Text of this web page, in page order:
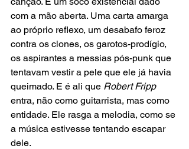
com a mão aberta. Uma carta amarga
ao próprio reflexo, um desabafo feroz
contra os clones, os garotos-prodígio,
os aspirantes a messias pós-punk que
tentavam vestir a pele que ele já havia
queimado. E é ali que Robert Fripp
entra, não como guitarrista, mas como
entidade. Ele rasga a melodia, como se
a música estivesse tentando escapar
dele.